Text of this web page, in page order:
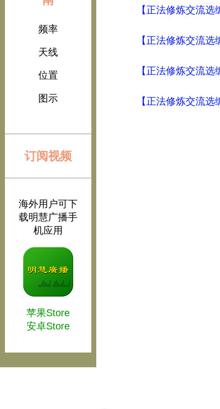
频率
天线
位置
图示
订阅视频
海外用户可下
载明慧广播手
机应用
苹果Store
安卓Store
【正法修炼交流
【正法修炼交流
【正法修炼交流
【正法修炼交流